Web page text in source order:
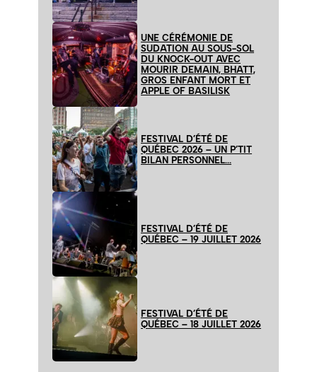
UNE CÉRÉMONIE DE
SUDATION AU SOUS-SOL
DU KNOCK-OUT AVEC
MOURIR DEMAIN, BHATT,
GROS ENFANT MORT ET
APPLE OF BASILISK
FESTIVAL D’ÉTÉ DE
QUÉBEC 2026 – UN P’TIT
BILAN PERSONNEL…
FESTIVAL D’ÉTÉ DE
QUÉBEC – 19 JUILLET 2026
FESTIVAL D’ÉTÉ DE
QUÉBEC – 18 JUILLET 2026